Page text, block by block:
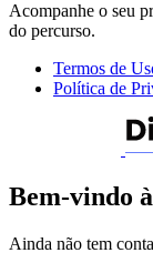
Acompanhe o seu
do percurso.
Termos de
Política de
Bem-vindo
Ainda não tem